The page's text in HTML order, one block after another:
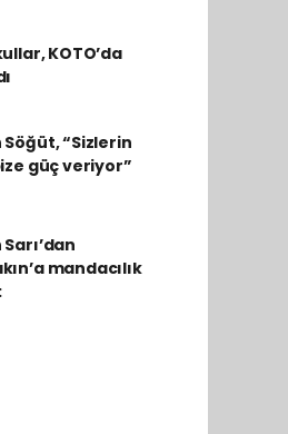
KOTO’da
Söğüt, “Sizlerin
güç veriyor”
mandacılık